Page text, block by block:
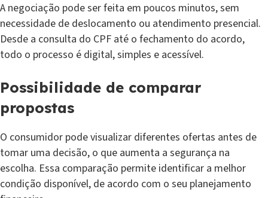
A negociação pode ser feita em poucos minutos, sem
necessidade de deslocamento ou atendimento presencial.
Desde a consulta do CPF até o fechamento do acordo,
todo o processo é digital, simples e acessível.
Possibilidade de comparar
propostas
O consumidor pode visualizar diferentes ofertas antes de
tomar uma decisão, o que aumenta a segurança na
escolha. Essa comparação permite identificar a melhor
condição disponível, de acordo com o seu planejamento